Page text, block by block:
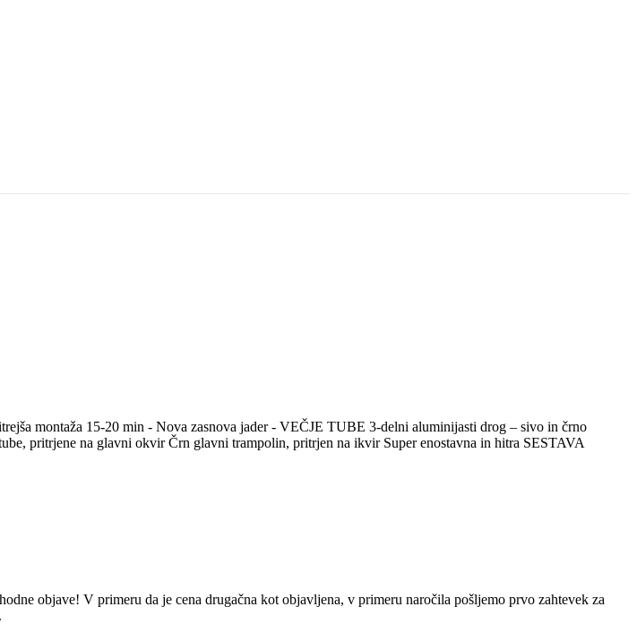
montaža 15-20 min - Nova zasnova jader - VEČJE TUBE 3-delni aluminijasti drog – sivo in črno
pritrjene na glavni okvir Črn glavni trampolin, pritrjen na ikvir Super enostavna in hitra SESTAVA
objave! V primeru da je cena drugačna kot objavljena, v primeru naročila pošljemo prvo zahtevek za